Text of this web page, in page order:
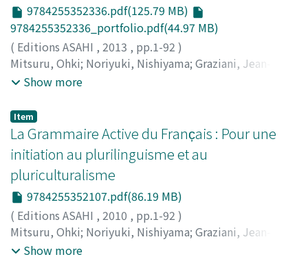
9784255352336.pdf(125.79 MB)
9784255352336_portfolio.pdf(44.97 MB)
( Editions ASAHI , 2013 , pp.1-92 )
Mitsuru, Ohki; Noriyuki, Nishiyama; Graziani, Jean-
Franc̦ois ;大木, 充
Show more
Item
La Grammaire Active du Franc̦ais : Pour une
initiation au plurilinguisme et au
pluriculturalisme
9784255352107.pdf(86.19 MB)
( Editions ASAHI , 2010 , pp.1-92 )
Mitsuru, Ohki; Noriyuki, Nishiyama; Graziani, Jean-
Franc̦ois ;大木, 充
Show more